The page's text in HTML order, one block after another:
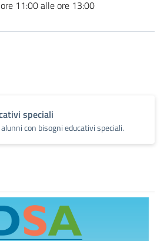
11:00 alle ore 13:00
speciali
con bisogni educativi speciali.